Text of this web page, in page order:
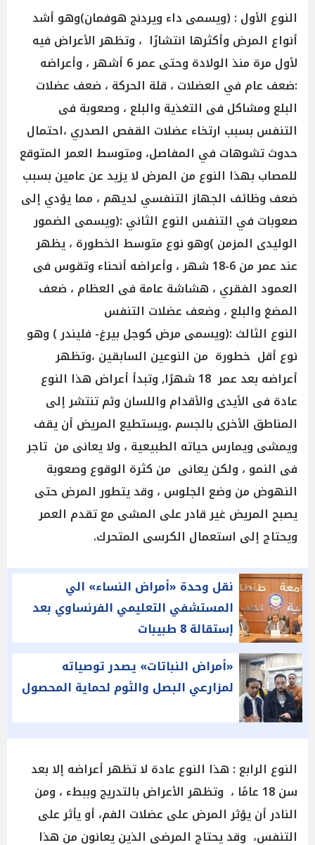
النوع الأول : (ويسمى داء ويردنج هوفمان)وهو أشد
أنواع المرض وأكثرها انتشارًا ، وتظهر الأعراض فيه
لأول مرة منذ الولادة وحتى عمر 6 أشهر ، وأعراضه
:ضعف عام في العضلات ، قلة الحركة ، ضعف عضلات
البلع ومشاكل فى التغذية والبلع ، وصعوبة فى
التنفس بسبب ارتخاء عضلات القفص الصدري ،احتمال
حدوث تشوهات في المفاصل، ومتوسط العمر المتوقع
للمصاب بهذا النوع من المرض لا يزيد عن عامين بسبب
ضعف وظائف الجهاز التنفسي لديهم ، مما يؤدي إلى
صعوبات في التنفس النوع الثاني :(ويسمى الضمور
الوليدى المزمن )وهو نوع متوسط الخطورة ، يظهر
عند عمر من 6-18 شهر ، وأعراضه أنحناء وتقوس فى
العمود الفقري ، هشاشة عامة فى العظام ، ضعف
المضغ والبلع ، وضعف عضلات التنفس
النوع الثالث :(ويسمى مرض كوجل بيرغ- فليندر ) وهو
نوع أقل خطورة من النوعين السابقين ،وتظهر
أعراضه بعد عمر 18 شهرًا, وتبدأ أعراض هذا النوع
عادة فى الأيدى والأقدام واللسان وثم تنتشر إلى
المناطق الأخرى بالجسم ،ويستطيع المريض أن يقف
ويمشى ويمارس حياته الطبيعية ، ولا يعانى من تاجر
فى النمو ، ولكن يعانى من كثرة الوقوع وصعوبة
النهوض من وضع الجلوس ، وقد يتطور المرض حتى
يصبح المريض غير قادر على المشى مع تقدم العمر
ويحتاج إلى استعمال الكرسى المتحرك.
نقل وحدة «أمراض النساء» الي
المستشفي التعليمي الفرنساوي بعد
إستقالة 8 طبيبات
«أمراض النباتات» يصدر توصياته
لمزارعي البصل والثوم لحماية المحصول
النوع الرابع : هذا النوع عادة لا تظهر أعراضه إلا بعد
سن 18 عامًا ، وتظهر الأعراض بالتدريج وببطء ، ومن
النادر أن يؤثر المرض على عضلات الفم، أو يأثر على
التنفس، وقد يحتاج المرضى الذين يعانون من هذا